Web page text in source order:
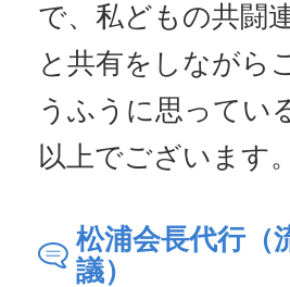
で、私どもの共闘
と共有をしながら
うふうに思ってい
以上でございます。
松浦会長代行（
議）